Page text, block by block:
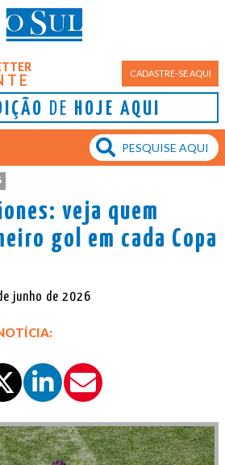
CADASTRE-SE AQUI
DE HOJE AQUI
veja quem
gol em cada Copa
junho de 2026